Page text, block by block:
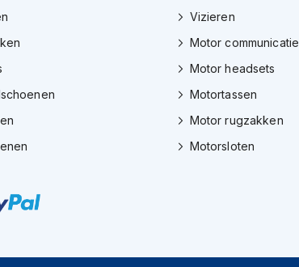
Vizieren
Motor communicatie
Motor headsets
Motortassen
Motor rugzakken
Motorsloten